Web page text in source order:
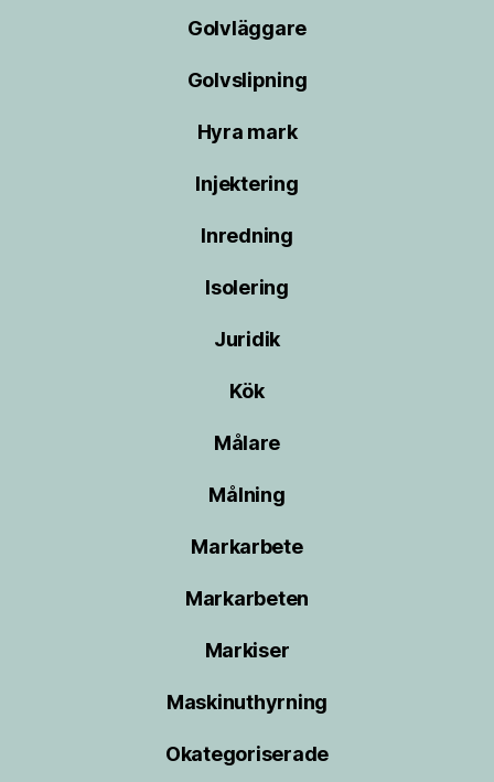
Golvläggare
Golvslipning
Hyra mark
Injektering
Inredning
Isolering
Juridik
Kök
Målare
Målning
Markarbete
Markarbeten
Markiser
Maskinuthyrning
Okategoriserade